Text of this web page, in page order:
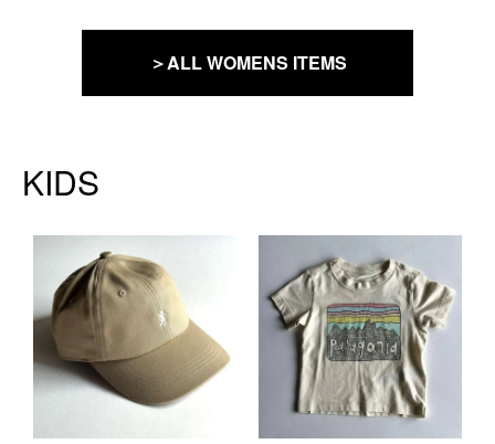
＞ALL WOMENS ITEMS
KIDS